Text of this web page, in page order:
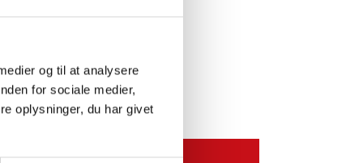
og til at analysere
for sociale medier,
oplysninger, du har givet